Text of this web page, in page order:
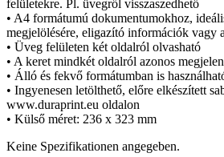
felületekre. Pl. üvegről visszaszedhető
• A4 formátumú dokumentumokhoz,
megjelölésére, eligazító információk vagy
• Üveg felületen két oldalról olvasható
• A keret mindkét oldalról azonos
• Álló és fekvő formátumban is
• Ingyenesen letölthető, előre elkészített
www.duraprint.eu oldalon
• Külső méret: 236 x 323 mm
Keine Spezifikationen angegeben.